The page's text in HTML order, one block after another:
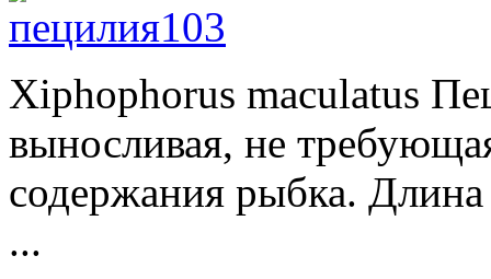
Xiphophorus maculatus
выносливая, не
содержания рыбка.
...